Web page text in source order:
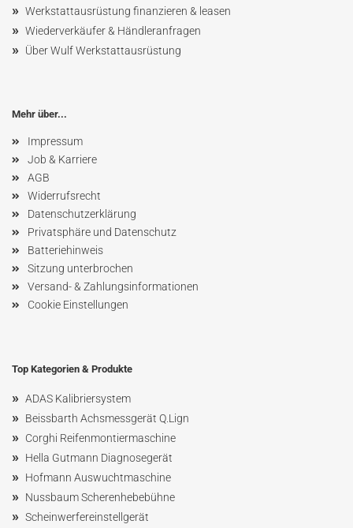
» Werkstattausrüstung finanzieren & leasen
» Wiederverkäufer & Händleranfragen
» Über Wulf Werkstattausrüstung
Mehr über...
Impressum
Job & Karriere
AGB
Widerrufsrecht
Datenschutzerklärung
Privatsphäre und Datenschutz
Batteriehinweis
Sitzung unterbrochen
Versand- & Zahlungsinformationen
Cookie Einstellungen
Top Kategorien & Produkte
» ADAS Kalibriersystem
» Beissbarth Achsmessgerät Q.Lign
» Corghi Reifenmontiermaschine
» Hella Gutmann Diagnosegerät
» Hofmann Auswuchtmaschine
» NussbaumScherenhebebühne
» Scheinwerfereinstellgerät